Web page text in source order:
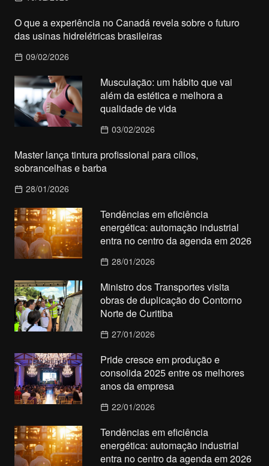
O que a experiência no Canadá revela sobre o futuro
das usinas hidrelétricas brasileiras
09/02/2026
Musculação: um hábito que vai
além da estética e melhora a
qualidade de vida
03/02/2026
Master lança tintura profissional para cílios,
sobrancelhas e barba
28/01/2026
Tendências em eficiência
energética: automação industrial
entra no centro da agenda em 2026
28/01/2026
Ministro dos Transportes visita
obras de duplicação do Contorno
Norte de Curitiba
27/01/2026
Pride cresce em produção e
consolida 2025 entre os melhores
anos da empresa
22/01/2026
Tendências em eficiência
energética: automação industrial
entra no centro da agenda em 2026